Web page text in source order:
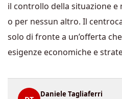
il controllo della situazione
o per nessun altro. Il
solo di fronte a un’offerta
esigenze economiche e
Daniele Tagliaferri